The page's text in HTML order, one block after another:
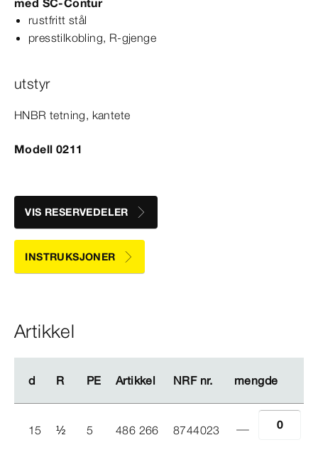
med SC‑Contur
rustfritt stål
presstilkobling, R-​gjenge
utstyr
HNBR tetning, kantete
Modell 0211
VIS RESERVEDELER
INSTRUKSJONER
Artikkel
d R PE Artikkel NRF nr. mengde
d R PE Artikkel NRF nr. mengde
15 ½ 5 486 266 8744023